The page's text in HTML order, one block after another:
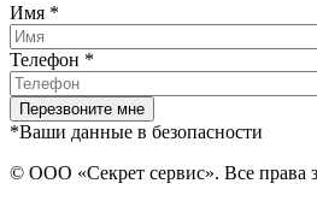
Имя *
Телефон *
*Ваши данные в безопасности
© ООО «Секрет сервис». Все права